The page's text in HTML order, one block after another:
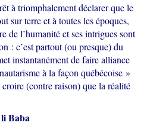
à triomphalement déclarer que le
sur terre et à toutes les époques,
de l’humanité et ses intrigues sont
: c’est partout (ou presque) du
instantanément de faire alliance
à la façon québécoise »
(contre raison) que la réalité
Baba